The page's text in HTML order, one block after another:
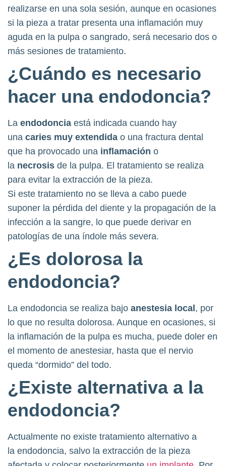
realizarse en una sola sesión, aunque en ocasiones
si la pieza a tratar presenta una inflamación muy
aguda en la pulpa o sangrado, será necesario dos o
más sesiones de tratamiento.
¿Cuándo es necesario
hacer una endodoncia?
La endodoncia está indicada cuando hay
una caries muy extendida o una fractura dental
que ha provocado una inflamación o
la necrosis de la pulpa. El tratamiento se realiza
para evitar la extracción de la pieza.
Si este tratamiento no se lleva a cabo puede
suponer la pérdida del diente y la propagación de la
infección a la sangre, lo que puede derivar en
patologías de una índole más severa.
¿Es dolorosa la
endodoncia?
La endodoncia se realiza bajo anestesia local , por
lo que no resulta dolorosa. Aunque en ocasiones, si
la inflamación de la pulpa es mucha, puede doler en
el momento de anestesiar, hasta que el nervio
queda “dormido” del todo.
¿Existe alternativa a la
endodoncia?
Actualmente no existe tratamiento alternativo a
la endodoncia, salvo la extracción de la pieza